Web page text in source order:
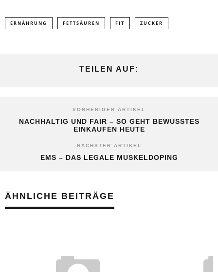
ERNÄHRUNG FETTSÄUREN FIT ZUCKER
TEILEN AUF:
VORHERIGER ARTIKEL
NACHHALTIG UND FAIR – SO GEHT BEWUSSTES
EINKAUFEN HEUTE
NÄCHSTER ARTIKEL
EMS – DAS LEGALE MUSKELDOPING
ÄHNLICHE BEITRÄGE